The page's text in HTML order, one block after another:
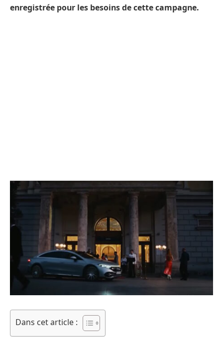
enregistrée pour les besoins de cette campagne.
Dans cet article :